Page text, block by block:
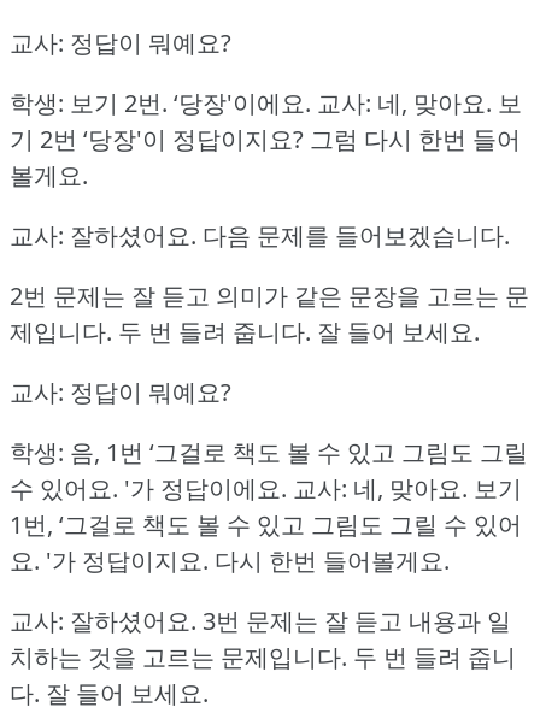
교사: 정답이 뭐예요?
학생: 보기 2번. ‘당장'이에요. 교사: 네, 맞아요. 보
기 2번 ‘당장'이 정답이지요? 그럼 다시 한번 들어
볼게요.
교사: 잘하셨어요. 다음 문제를 들어보겠습니다.
2번 문제는 잘 듣고 의미가 같은 문장을 고르는 문
제입니다. 두 번 들려 줍니다. 잘 들어 보세요.
교사: 정답이 뭐예요?
학생: 음, 1번 ‘그걸로 책도 볼 수 있고 그림도 그릴
수 있어요. '가 정답이에요. 교사: 네, 맞아요. 보기
1번, ‘그걸로 책도 볼 수 있고 그림도 그릴 수 있어
요. '가 정답이지요. 다시 한번 들어볼게요.
교사: 잘하셨어요. 3번 문제는 잘 듣고 내용과 일
치하는 것을 고르는 문제입니다. 두 번 들려 줍니
다. 잘 들어 보세요.